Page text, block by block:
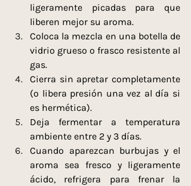
ligeramente picadas para que
liberen mejor su aroma.
Coloca la mezcla en una botella de
vidrio grueso o frasco resistente al
gas.
Cierra sin apretar completamente
(o libera presión una vez al día si
es hermética).
Deja fermentar a temperatura
ambiente entre 2 y 3 días.
Cuando aparezcan burbujas y el
aroma sea fresco y ligeramente
ácido, refrigera para frenar la